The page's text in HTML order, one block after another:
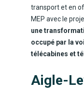
transport et en
MEP avec le
une
occupé par la
télécabines et
Aigle-